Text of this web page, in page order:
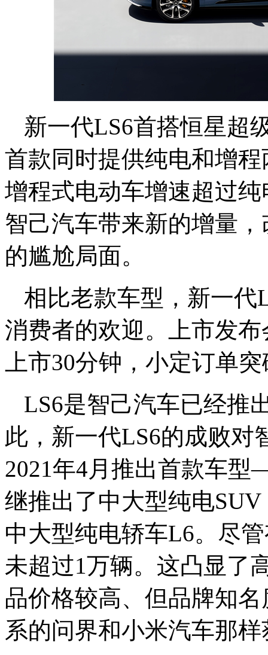
新一代LS6首搭恒星超
首款同时提供纯电和增
增程式电动车增速超过
智己汽车带来新的增量
的尴尬局面。
相比老款车型，新一代
消费者的欢迎。
上市发
上市30分钟，小定订单
LS6是智己汽车已经推
此，新一代LS6的成败对
2021年4月推出首款车
继推出了中大型纯电SUV
中大型纯电轿车L6。尽
未超过1万辆。这凸显了
品价格较高、但品牌知
系的问界和小米汽车那